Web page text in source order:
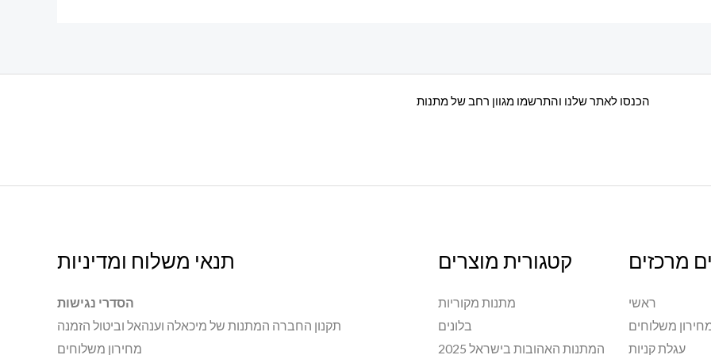
הכנסו לאתר שלנו והתרשמו מגוון רחב של מתנות
מרכזים
ראשי
משלוחים
עגלת קניות
קטגורית מוצרים
מתנות מקוריות
בלונים
המתנות האהובות בישראל 2025
תנאי משלוח ומדיניות
הסדרי נגישות
תקנון החברה המתנות של מיכאלה וענהאל וביטול הזמנה
מחירון משלוחים